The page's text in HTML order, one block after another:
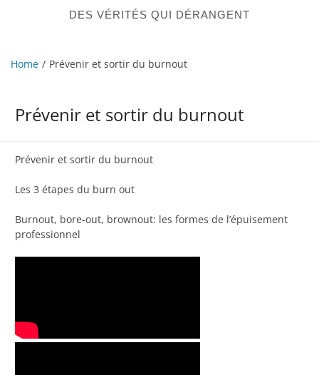
DES VÉRITÉS QUI DÉRANGENT
Home Prévenir et sortir du burnout
Prévenir et sortir du burnout
Prévenir et sortir du burnout
Les 3 étapes du burn out
Burnout, bore-out, brownout: les formes de l’épuisement
professionnel